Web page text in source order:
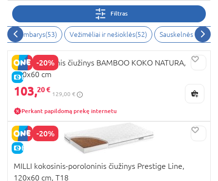
Filtras
kambarys(53) Vežimėliai ir nešioklės(52) Sauskelnės ir
-20%
E-KAINA
MILLI kokosinis čiužinys BAMBOO KOKO NATURA,
120x60 cm
103,20 €
129,00 €
Perkant papildomą prekę internetu
-20%
E-KAINA
MILLI kokosinis-poroloninis čiužinys Prestige Line,
120x60 cm, T18